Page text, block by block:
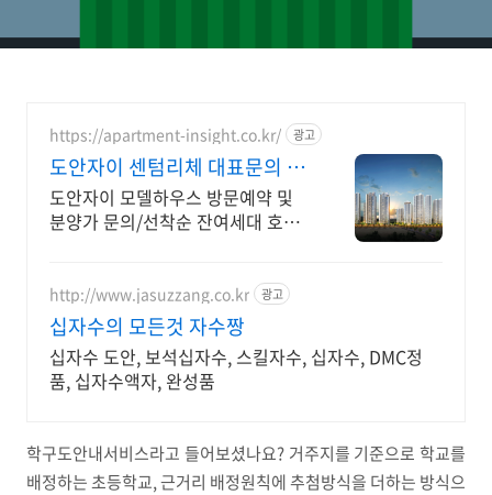
https://apartment-insight.co.kr/ 광고
도안자이 센텀리체 대표문의 및
분양가 I668-0509
도안자이 모델하우스 방문예약 및
분양가 문의/선착순 잔여세대 호실
http://www.jasuzzang.co.kr 광고
십자수의 모든것 자수짱
십자수 도안, 보석십자수, 스킬자수, 십자수, DMC정
품, 십자수액자, 완성품
학구도안내서비스라고 들어보셨나요? 거주지를 기준으로 학교를
배정하는 초등학교, 근거리 배정원칙에 추첨방식을 더하는 방식으